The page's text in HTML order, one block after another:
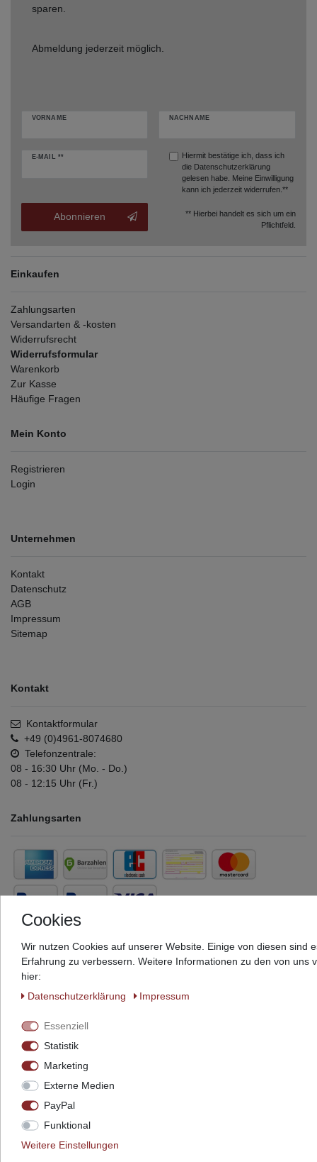
sparen.
Abmeldung jederzeit möglich.
VORNAME NACHNAME
E-MAIL **
Hiermit bestätige ich, dass ich
die Datenschutzerklärung
gelesen habe. Meine Einwilligung
kann ich jederzeit widerrufen.**
Abonnieren
** Hierbei handelt es sich um ein
Pflichtfeld.
Einkaufen
Zahlungsarten
Versandarten & -kosten
Widerrufsrecht
Widerrufsformular
Warenkorb
Zur Kasse
Häufige Fragen
Mein Konto
Registrieren
Login
Unternehmen
Kontakt
Datenschutz
AGB
Impressum
Sitemap
Kontakt
Kontaktformular
+49 (0)4961-8074680
Telefonzentrale:
08 - 16:30 Uhr (Mo. - Do.)
08 - 12:15 Uhr (Fr.)
Zahlungsarten
Widerrufs­recht
Daten­schutz­erklärung
Cookies
Wir nutzen Cookies auf unserer Website. Einige von diesen
Erfahrung zu verbessern. Weitere Informationen zu den von
hier:
Daten­schutz­erklärung
Impressum
Essenziell
Statistik
Marketing
Externe Medien
PayPal
Funktional
Weitere Einstellungen